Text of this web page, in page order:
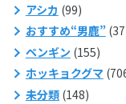
アシカ (99)
おすすめ“男鹿”
ペンギン (155)
ホッキョクグマ
未分類(148)